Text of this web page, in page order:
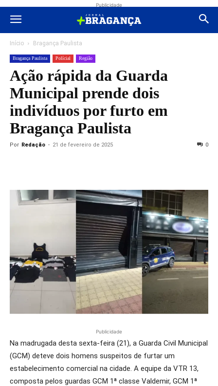
Publicidade
Início Bragança Paulista
Bragança Paulista Polícial Região
Ação rápida da Guarda
Municipal prende dois
indivíduos por furto em
Bragança Paulista
Por Redação - 21 de fevereiro de 2025 0
Publicidade
Na madrugada desta sexta-feira (21), a Guarda Civil Municipal
(GCM) deteve dois homens suspeitos de furtar um
estabelecimento comercial na cidade. A equipe da VTR 13,
composta pelos guardas GCM 1ª classe Valdemir, GCM 1ª